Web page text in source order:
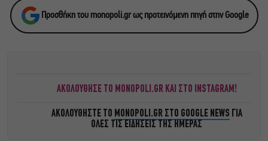
Προσθήκη του monopoli.gr ως προτεινόμενη πηγή στην Google
ΑΚΟΛΟΥΘΗΣΕ ΤΟ MONOPOLI.GR ΚΑΙ ΣΤΟ INSTAGRAM!
ΑΚΟΛΟΥΘΗΣΤΕ ΤΟ MONOPOLI.GR ΣΤΟ GOOGLE NEWS ΓΙΑ
ΟΛΕΣ ΤΙΣ ΕΙΔΗΣΕΙΣ ΤΗΣ ΗΜΕΡΑΣ